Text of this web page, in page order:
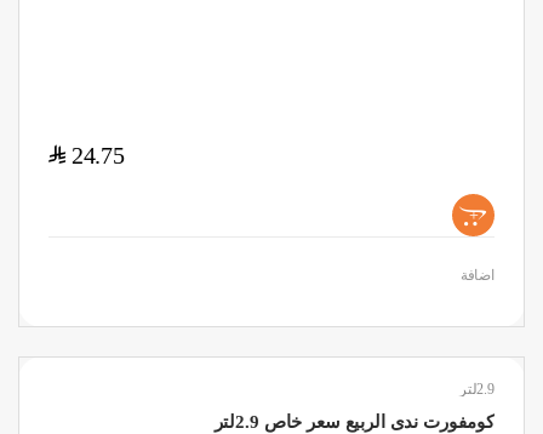
24.75
$
+
اضافة
2.9لتر
كومفورت ندى الربيع سعر خاص 2.9لتر